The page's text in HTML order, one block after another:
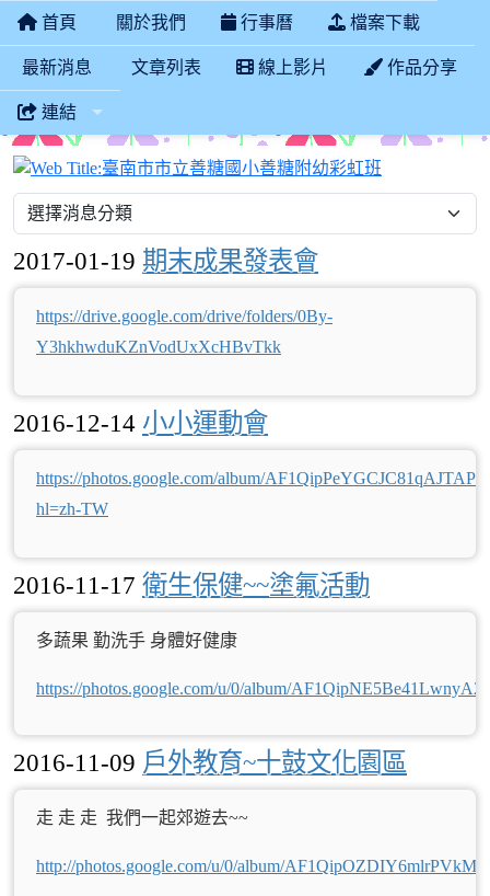
首頁 關於我們 行事曆 檔案下載
最新消息 文章列表 線上影片 作品分享
連結
2017-01-19 期末成果發表會
https://drive.google.com/drive/folders/0By-
Y3hkhwduKZnVodUxXcHBvTkk
2016-12-14 小小運動會
https://photos.google.com/album/
hl=zh-TW
2016-11-17 衛生保健~~塗氟活動
多蔬果 勤洗手 身體好健康
https://photos.google.com/u/0/album/
2016-11-09 戶外教育~十鼓文化園區
走 走 走 我們一起郊遊去~~
http://photos.google.com/u/0/album/